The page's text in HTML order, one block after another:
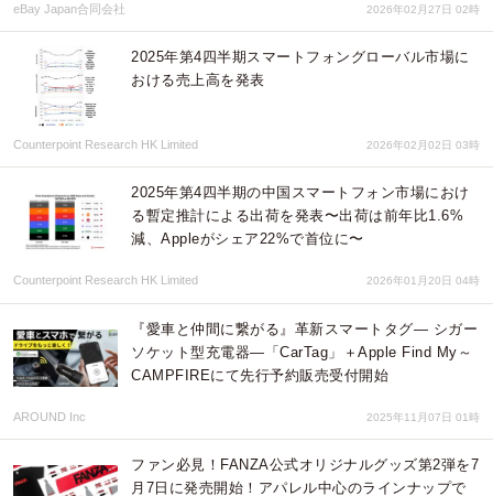
eBay Japan合同会社 2026年02月27日 02時
2025年第4四半期スマートフォングローバル市場に
おける売上高を発表
Counterpoint Research HK Limited 2026年02月02日 03時
2025年第4四半期の中国スマートフォン市場におけ
る暫定推計による出荷を発表〜出荷は前年比1.6%
減、Appleがシェア22%で首位に〜
Counterpoint Research HK Limited 2026年01月20日 04時
『愛車と仲間に繋がる』革新スマートタグ— シガー
ソケット型充電器—「CarTag」＋Apple Find My～
CAMPFIREにて先行予約販売受付開始
AROUND Inc 2025年11月07日 01時
ファン必見！FANZA公式オリジナルグッズ第2弾を7
月7日に発売開始！アパレル中心のラインナップで